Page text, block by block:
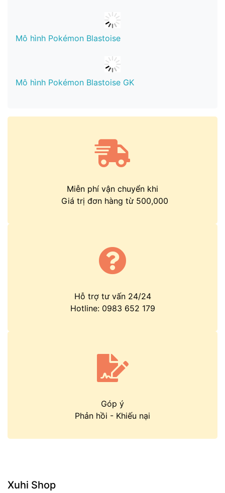
Mô hình Pokémon Blastoise
Mô hình Pokémon Blastoise GK
Miễn phí vận chuyển khi
Giá trị đơn hàng từ 500,000
Hỗ trợ tư vấn 24/24
Hotline:0983 652 179
Góp ý
Phản hồi - Khiếu nại
Xuhi Shop